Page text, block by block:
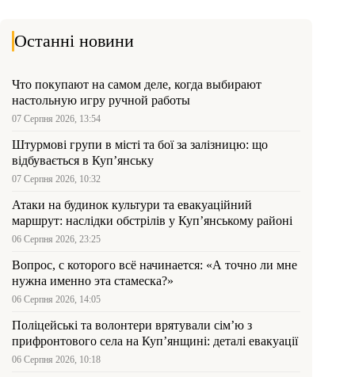
Останні новини
Что покупают на самом деле, когда выбирают
настольную игру ручной работы
07 Серпня 2026, 13:54
Штурмові групи в місті та бої за залізницю: що
відбувається в Куп’янську
07 Серпня 2026, 10:32
Атаки на будинок культури та евакуаційний
маршрут: наслідки обстрілів у Куп’янському районі
06 Серпня 2026, 23:25
Вопрос, с которого всё начинается: «А точно ли мне
нужна именно эта стамеска?»
06 Серпня 2026, 14:05
Поліцейські та волонтери врятували сім’ю з
прифронтового села на Куп’янщині: деталі евакуації
06 Серпня 2026, 10:18